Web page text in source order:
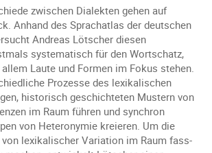
zwischen Dialekten gehen auf
Anhand des Sprachatlas der deutschen
Andreas Lötscher diesen
systematisch für den Wortschatz,
Laute und Formen im Fokus stehen.
Prozesse des lexikalischen
historisch geschichteten Mustern von
im Raum führen und synchron
von Heteronymie kreieren. Um die
lexikalischer Variation im Raum fass-